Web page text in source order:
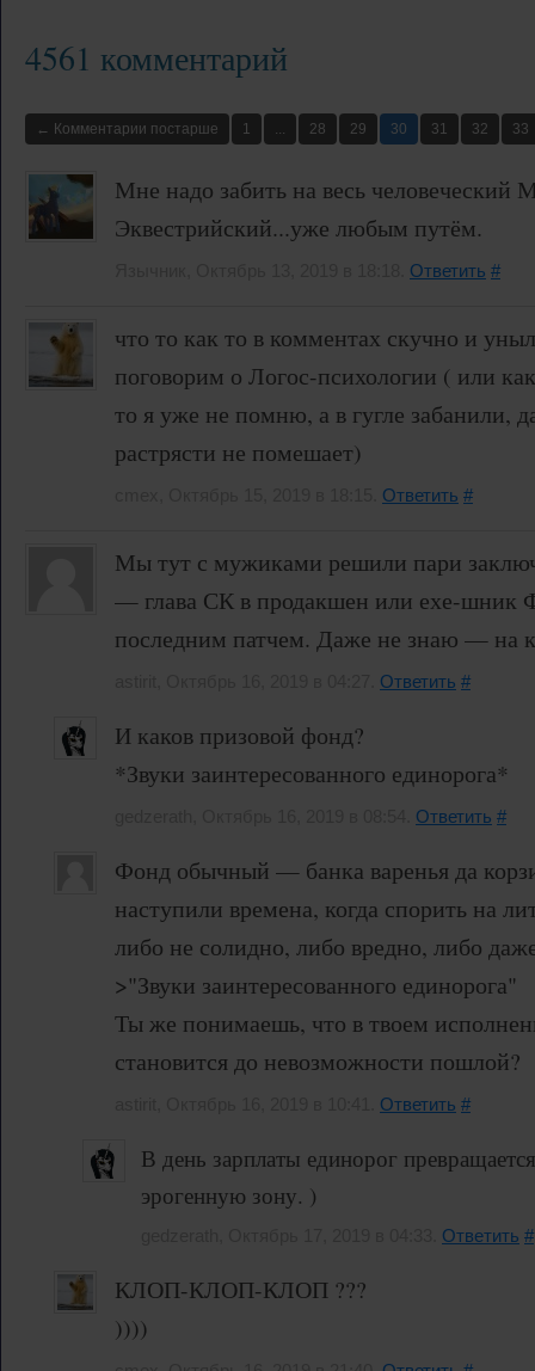
4561 комментарий
← Комментарии постарше 1 28 29 30 31 32 33
Мне надо забить на весь человеческий
Эквестрийский...уже любым путём.
Ответить #
что то как то в комментах скучно и
поговорим о Логос-психологии ( или
то я уже не помню, а в гугле забанили,
растрясти не помешает)
Ответить #
Мы тут с мужиками решили пари
— глава СК в продакшен или ехе-шник
последним патчем. Даже не знаю — на
Ответить #
И каков призовой фонд?
*Звуки заинтересованного единорога*
Ответить #
Фонд обычный — банка варенья да
наступили времена, когда спорить на
либо не солидно, либо вредно, либо
>"Звуки заинтересованного единорога"
Ты же понимаешь, что в твоем
становится до невозможности пошлой?
Ответить #
В день зарплаты единорог
эрогенную зону. )
Ответить #
КЛОП-КЛОП-КЛОП ???
))))